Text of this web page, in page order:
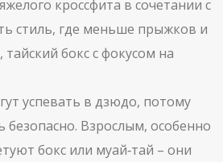
кроссфита в сочетании с
стиль, где меньше прыжков и
бокс с фокусом на
успевать в дзюдо, потому
безопасно. Взрослым, особенно
бокс или муай‑тай – они